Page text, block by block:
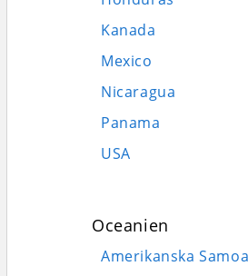
Kanada
Mexico
Nicaragua
Panama
USA
Oceanien
Amerikanska Samoa